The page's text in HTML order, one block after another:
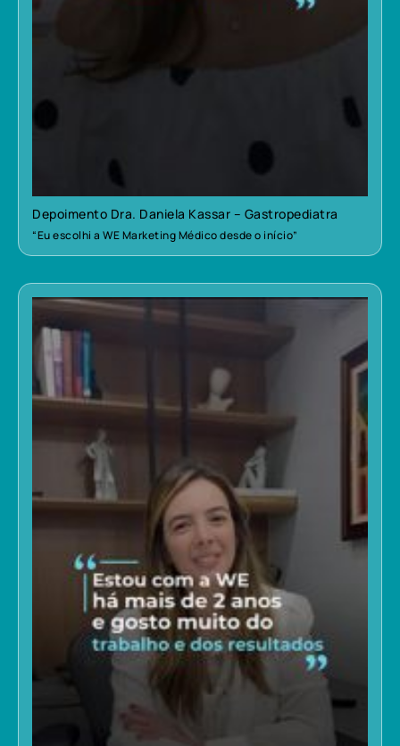
Depoimento Dra. Daniela Kassar – Gastropediatra
“Eu escolhi a WE Marketing Médico desde o início”